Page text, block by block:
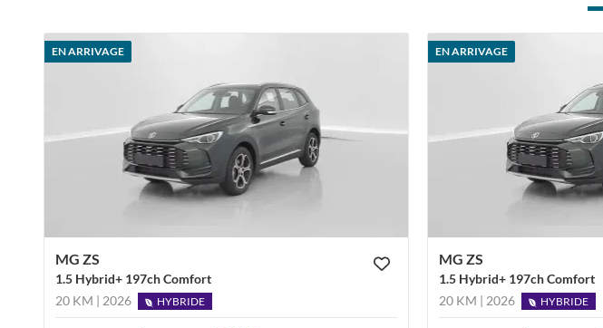
EN ARRIVAGE
MG ZS
1.5 Hybrid+ 197ch Comfort
20 KM | 2026
HYBRIDE
EN ARRIVAGE
MG ZS
1.5 Hybrid+ 197ch Comfort
20 KM | 2026
HYBRIDE